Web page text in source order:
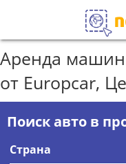
Аренда
от Europcar,
Поиск авто в
Страна